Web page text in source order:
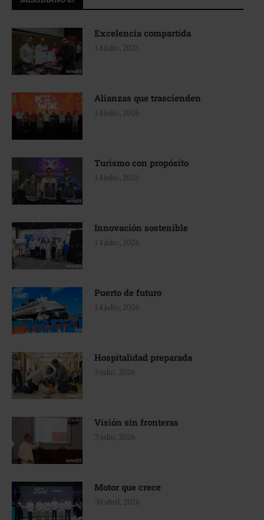
Excelencia compartida
14 julio, 2026
Alianzas que trascienden
14 julio, 2026
Turismo con propósito
14 julio, 2026
Innovación sostenible
14 julio, 2026
Puerto de futuro
14 julio, 2026
Hospitalidad preparada
3 julio, 2026
Visión sin fronteras
3 julio, 2026
Motor que crece
30 abril, 2026